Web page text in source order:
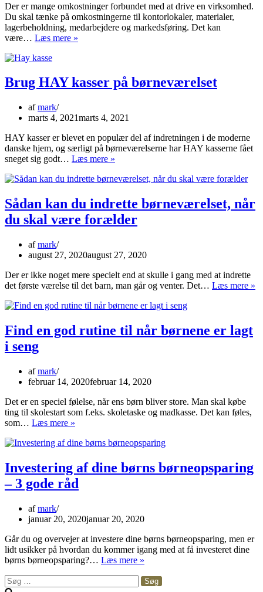
Der er mange omkostninger forbundet med at drive en virksomhed.
Du skal tænke på omkostningerne til kontorlokaler, materialer,
lagerbeholdning, medarbejdere og markedsføring. Det kan
være… Læs mere »
overveje
i
Brug HAY kasser på børneværelset
afmark
marts 4, 2021marts 4, 2021
HAY kasser er blevet en populær del af indretningen i de moderne
danske hjem, og særligt på børneværelserne har HAY kasserne fået
sneget sig godt… Læs mere »
kasser
børneværelset
Sådan kan du indrette børneværelset, når
du skal være forælder
afmark
august 27, 2020august 27, 2020
Der er ikke noget mere specielt end at skulle i gang med at indrette
det første værelse til det barn, man går og venter. Det… Læs mere »
Find en god rutine til når børnene er lagt
i seng
afmark
februar 14, 2020februar 14, 2020
Det er en speciel følelse, når ens børn bliver store. Man skal købe
ting til skolestart som f.eks. skoletaske og madkasse. Det kan føles,
som… Læs mere »
god
til
når
børnene
i
Investering af dine børns børneopsparing
– 3 gode råd
afmark
januar 20, 2020januar 20, 2020
Går du og overvejer at investere dine børns børneopsparing, men er
lidt usikker på hvordan du kommer igang med at få investeret dine
børns børneopsparing?… Læs mere »
dine
Søg
efter: